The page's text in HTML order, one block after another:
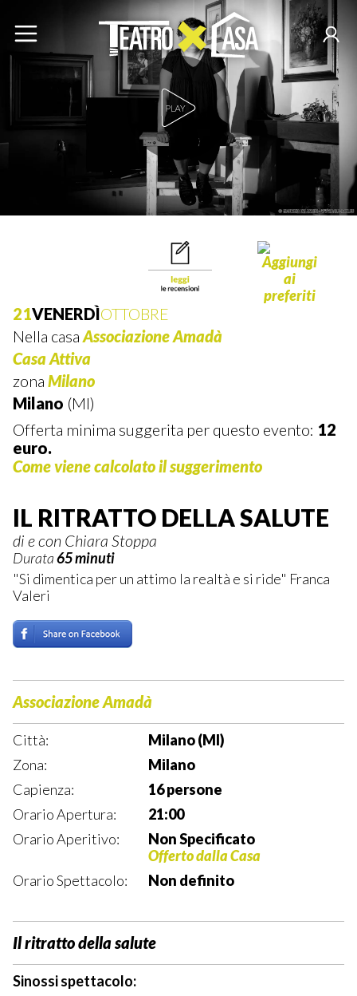
Play Video
21VENERDÌOTTOBRE
Nella casaAssociazione Amadà
Casa Attiva
zonaMilano
Milano (MI)
Offerta minima suggerita per questo evento: 12
euro.
Come viene calcolato il suggerimento
IL RITRATTO DELLA SALUTE
di e con Chiara Stoppa
Durata65 minuti
"Si dimentica per un attimo la realtà e si ride" Franca
Valeri
Associazione Amadà
Città:
Milano (MI)
Zona:
Milano
Capienza:
16 persone
Orario Apertura:
21:00
Orario Aperitivo:
Non Specificato
Offerto dalla Casa
Orario Spettacolo:
Non definito
Il ritratto della salute
Sinossi spettacolo: